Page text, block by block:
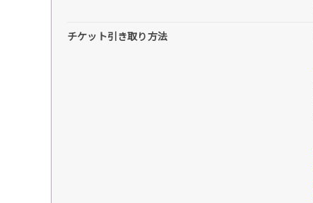
チケット引き取り方法